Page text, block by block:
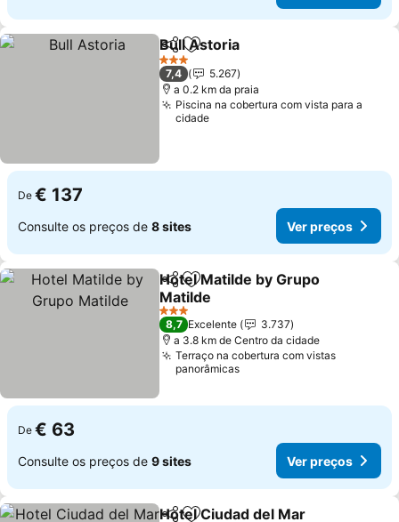
PartilharAdicionar aos favoritos
Bull Astoria
3 Estrelas
7,4
5.267
a 0.2 km da praia
Piscina na cobertura com vista para a
cidade
De € 137
Consulte os preços de 8 sites Ver preços
PartilharAdicionar aos favoritos
Hotel Matilde by Grupo
Matilde
3 Estrelas
8,7 Excelente
3.737
a 3.8 km de Centro da cidade
Terraço na cobertura com vistas
panorâmicas
De € 63
Consulte os preços de 9 sites Ver preços
Hotel Ciudad del Mar